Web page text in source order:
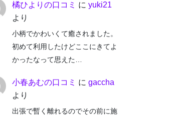
橘ひよりの口コミ にyuki21
より
小柄でかわいくて癒されました。
初めて利用したけどここにきてよ
かったなって思えた…
小春あむの口コミ にgaccha
より
出張で暫く離れるのでその前に施